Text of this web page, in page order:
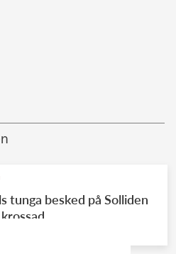
tunga besked på Solliden